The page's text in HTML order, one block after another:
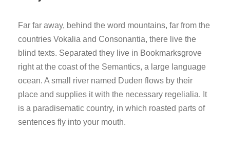
Far far away, behind the word mountains, far from the
countries Vokalia and Consonantia, there live the
blind texts. Separated they live in Bookmarksgrove
right at the coast of the Semantics, a large language
ocean. A small river named Duden flows by their
place and supplies it with the necessary regelialia. It
is a paradisematic country, in which roasted parts of
sentences fly into your mouth.